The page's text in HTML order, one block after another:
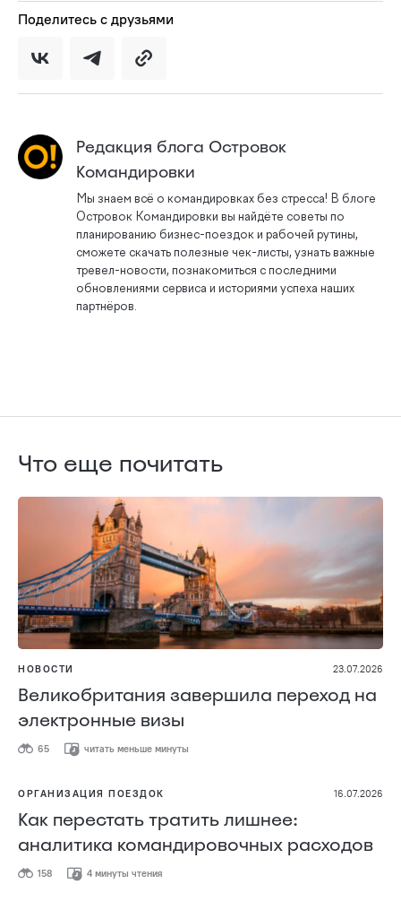
Поделитесь с друзьями
Редакция блога Островок
Командировки
Мы знаем всё о командировках без стресса! В блоге
Островок Командировки вы найдёте советы по
планированию бизнес-поездок и рабочей рутины,
сможете скачать полезные чек-листы, узнать важные
тревел-новости, познакомиться с последними
обновлениями сервиса и историями успеха наших
партнёров.
Что еще почитать
НОВОСТИ 23.07.2026
Великобритания завершила переход на
электронные визы
65 читать меньше минуты
ОРГАНИЗАЦИЯ ПОЕЗДОК 16.07.2026
Как перестать тратить лишнее:
аналитика командировочных расходов
158 4 минуты чтения